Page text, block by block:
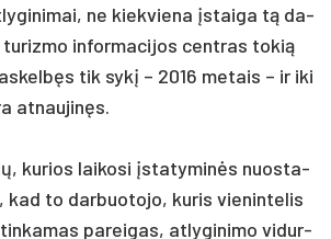
ne kiek­vie­na įstai­ga tą da­
tu­riz­mo in­for­ma­ci­jos cent­ras to­kią
tik sykį – 2016 me­tais – ir iki
at­nau­jinęs.
ku­rios lai­ko­si įsta­ty­minės nuo­sta­
kad to dar­buo­to­jo, ku­ris vie­nin­te­lis
pa­rei­gas, at­ly­gi­ni­mo vi­dur­